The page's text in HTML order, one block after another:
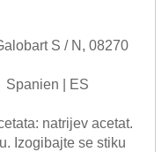
S / N, 08270
Spanien | ES
natrijev acetat.
Izogibajte se stiku